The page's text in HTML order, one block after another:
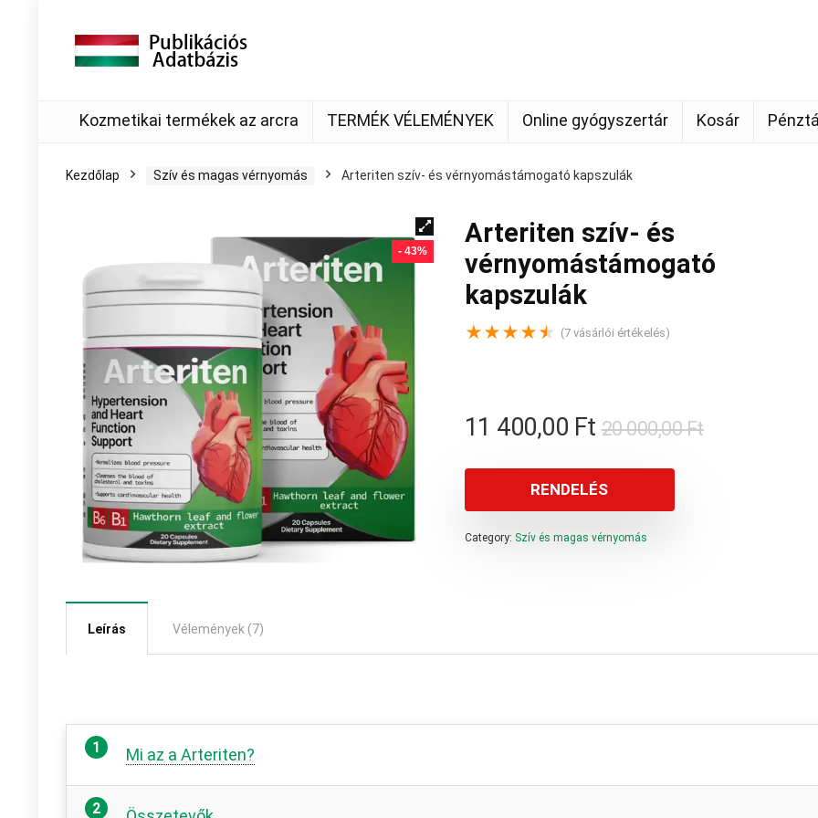
Kozmetikai termékek az arcra TERMÉK VÉLEMÉNYEK Online gyógyszertár Kosár
Kezdőlap Szív és magas vérnyomás Arteriten szív- és vérnyomástámogató kapszulák
- 43%
Arteriten szív- és
vérnyomástámogató
kapszulák
★★★★★ (7vásárlói értékelés)
20 000,00FtOriginal
11 400,00 Ft
Current
RENDELÉS
Category: Szív és magas vérnyomás
Leírás Vélemények (7)
Mi az a Arteriten?